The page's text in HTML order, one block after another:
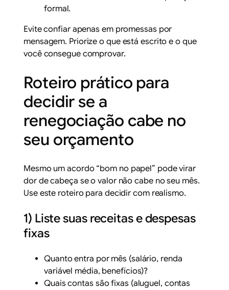
formal.
Evite confiar apenas em promessas por
mensagem. Priorize o que está escrito e o que
você consegue comprovar.
Roteiro prático para
decidir se a
renegociação cabe no
seu orçamento
Mesmo um acordo “bom no papel” pode virar
dor de cabeça se o valor não cabe no seu mês.
Use este roteiro para decidir com realismo.
1) Liste suas receitas e despesas
fixas
Quanto entra por mês (salário, renda
variável média, benefícios)?
Quais contas são fixas (aluguel, contas